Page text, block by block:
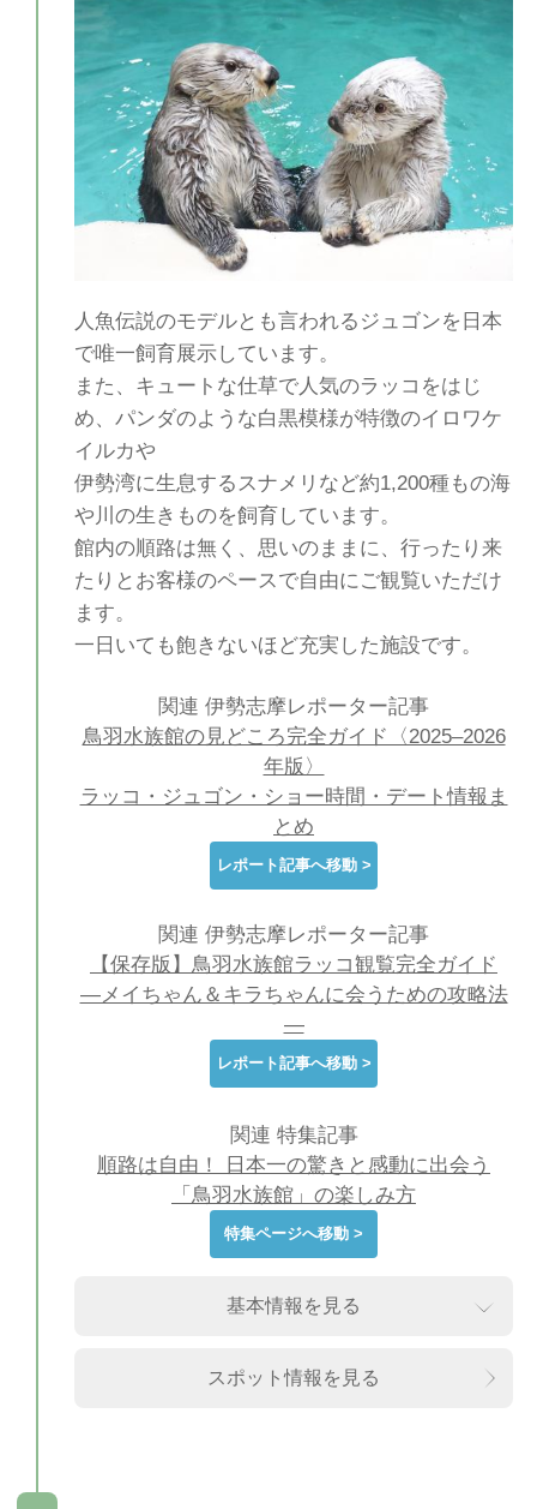
人魚伝説のモデルとも言われるジュゴンを日本
で唯一飼育展示しています。
また、キュートな仕草で人気のラッコをはじ
め、パンダのような白黒模様が特徴のイロワケ
イルカや
伊勢湾に生息するスナメリなど約1,200種もの海
や川の生きものを飼育しています。
館内の順路は無く、思いのままに、行ったり来
たりとお客様のペースで自由にご観覧いただけ
ます。
一日いても飽きないほど充実した施設です。
関連 伊勢志摩レポーター記事
鳥羽水族館の見どころ完全ガイド〈2025–2026
年版〉
ラッコ・ジュゴン・ショー時間・デート情報ま
とめ
レポート記事へ移動 >
関連 伊勢志摩レポーター記事
【保存版】鳥羽水族館ラッコ観覧完全ガイド
―メイちゃん＆キラちゃんに会うための攻略法
―
レポート記事へ移動 >
関連 特集記事
順路は自由！ 日本一の驚きと感動に出会う
「鳥羽水族館」の楽しみ方
特集ページへ移動 >
基本情報を見る
スポット情報を見る